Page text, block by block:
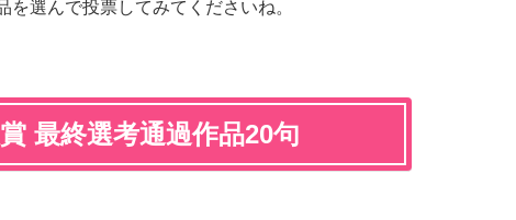
選んで投票してみてくださいね。
最終選考通過作品20句